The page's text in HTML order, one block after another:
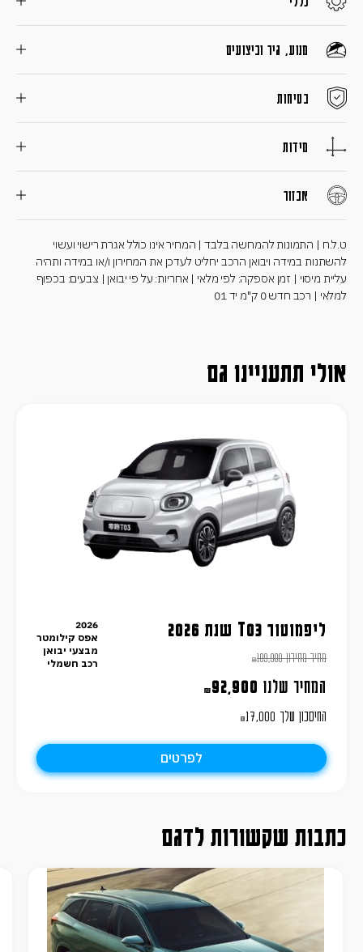
מנוע, גיר וביצועים
בטיחות
מידות
אבזור
ט.ל.ח | התמונות להמחשה בלבד | המחיר אינו כולל אגרת רישוי ועשוי
להשתנות במידה ויבואן הרכב יחליט לעדכן את המחירון ו/או במידה ותהיה
עליית מיסוי | זמן אספקה: לפי מלאי | אחריות: על פי יבואן | צבעים: בכפוף
למלאי | רכב חדש 0 ק"מ יד 01
אולי תתעניינו גם
ליפמוטור T03 שנת 2026
מחיר מחירון ₪109,900
המחיר שלנו ₪92,900
החיסכון שלך ₪17,000
2026
אפס קילומטר
מבצעי יבואן
רכב חשמלי
לפרטים
כתבות שקשורות לדגם